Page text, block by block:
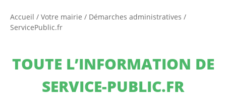
Accueil / Votre mairie / Démarches administratives /
ServicePublic.fr
TOUTE L’INFORMATION DE
SERVICE-PUBLIC.FR